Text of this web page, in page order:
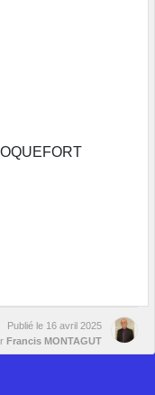
Publié le 16 avril 2025
Francis MONTAGUT